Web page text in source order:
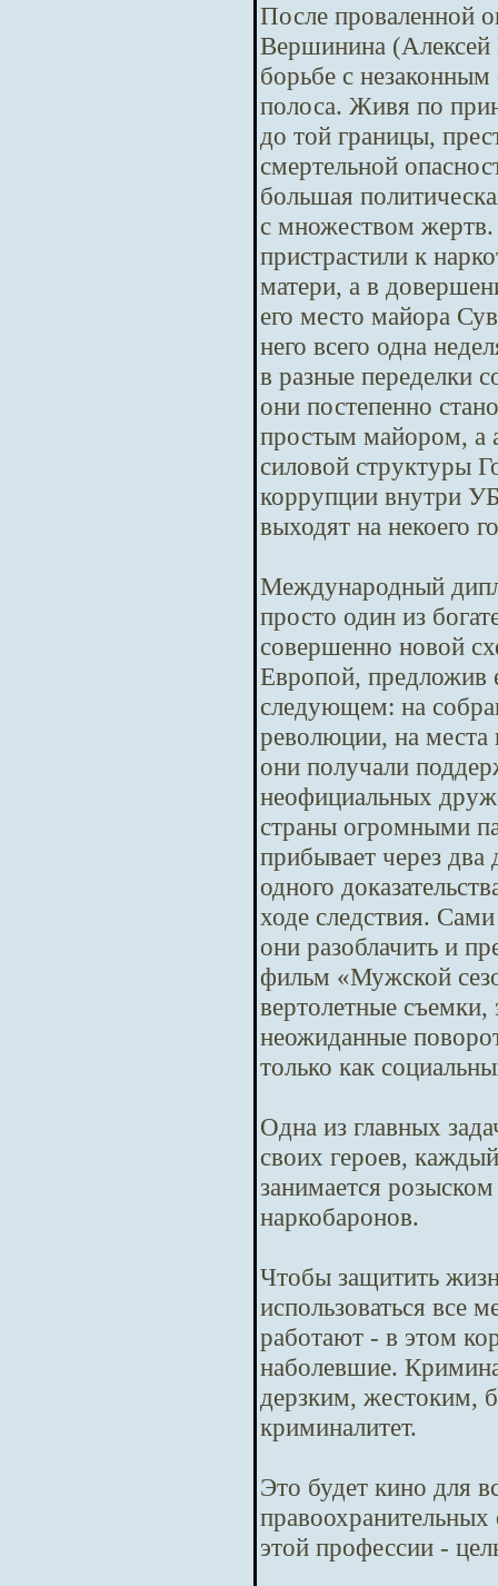
После проваленной
Вершинина (Алексей
борьбе с
полоса. Живя по
до той границы,
смертельной
большая
с множеством
пристрастили к
матери, а в
его место майора
него всего одна
в разные переделки
они постепенно
простым майором, а
силовой структуры
коррупции внутри
выходят на некоего
Международный
просто один из
совершенно новой
Европой, предложив
следующем: на
революции, на места
они получали
неофициальных
страны огромными
прибывает через
одного
ходе следствия.
они разоблачить и
фильм «Мужской
вертолетные
неожиданные
только как
Одна из главных
своих героев,
занимается
наркобаронов.
Чтобы защитить
использоваться все
работают - в этом
наболевшие.
дерзким, жестоким,
криминалитет.
Это будет кино для
этой профессии -